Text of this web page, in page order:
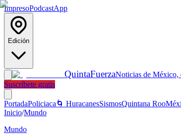
ImpresoPodcastApp
Edición
QuintaFuerzaNoticias de México,
Suscríbete gratis
PortadaPoliciaca 🌀 HuracanesSismosQuintana Roo
Inicio/Mundo
Mundo